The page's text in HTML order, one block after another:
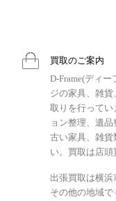
買取のご案内
D-Frame(ディ
ジの家具、雑
取りを行ってい
ョン整理、遺
古い家具、雑貨
い。買取は店頭
出張買取は横
その他の地域